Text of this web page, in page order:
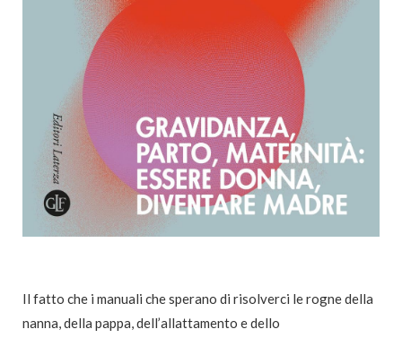
Il fatto che i manuali che sperano di risolverci le rogne della
nanna, della pappa, dell’allattamento e dello